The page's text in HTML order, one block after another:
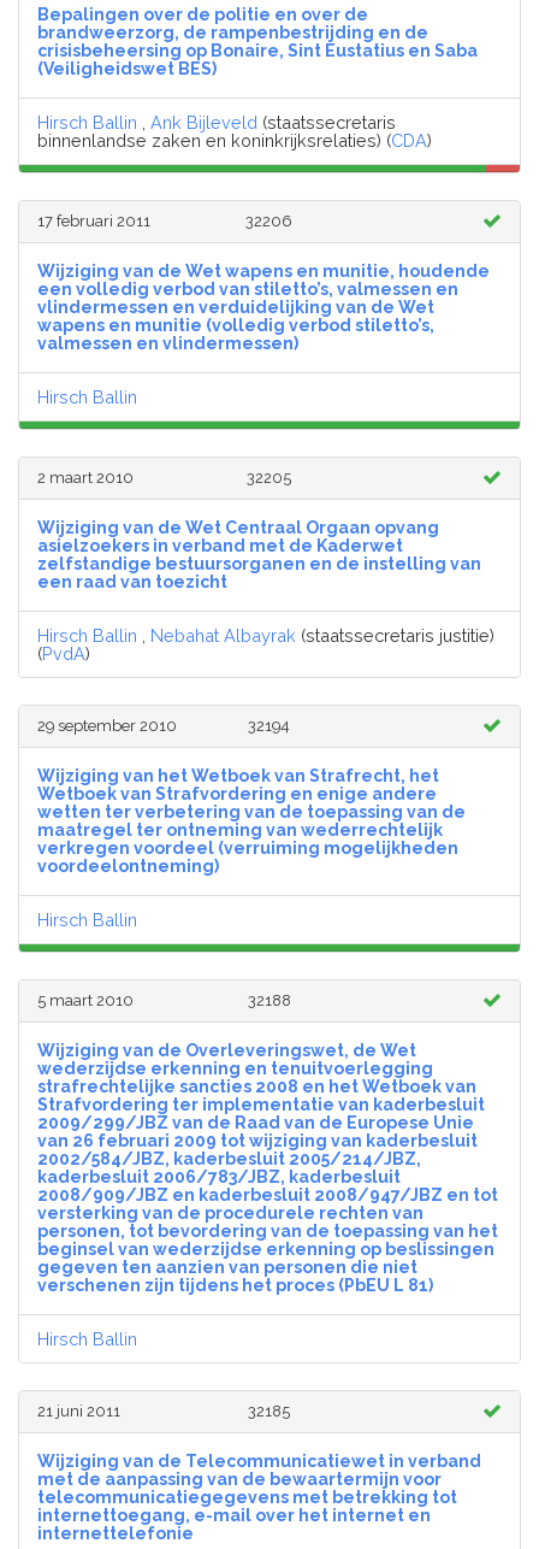
Bepalingen over de politie en over de
brandweerzorg, de rampenbestrijding en de
crisisbeheersing op Bonaire, Sint Eustatius en Saba
(Veiligheidswet BES)
Hirsch Ballin Ank Bijleveld (staatssecretaris
binnenlandse zaken en koninkrijksrelaties) (CDA)
17 februari 2011 32206
Wijziging van de Wet wapens en munitie, houdende
een volledig verbod van stiletto’s, valmessen en
vlindermessen en verduidelijking van de Wet
wapens en munitie (volledig verbod stiletto’s,
valmessen en vlindermessen)
Hirsch Ballin
2 maart 2010 32205
Wijziging van de Wet Centraal Orgaan opvang
asielzoekers in verband met de Kaderwet
zelfstandige bestuursorganen en de instelling van
een raad van toezicht
Hirsch Ballin Nebahat Albayrak (staatssecretaris justitie)
(PvdA)
29 september 2010 32194
Wijziging van het Wetboek van Strafrecht, het
Wetboek van Strafvordering en enige andere
wetten ter verbetering van de toepassing van de
maatregel ter ontneming van wederrechtelijk
verkregen voordeel (verruiming mogelijkheden
voordeelontneming)
Hirsch Ballin
5 maart 2010 32188
Wijziging van de Overleveringswet, de Wet
wederzijdse erkenning en tenuitvoerlegging
strafrechtelijke sancties 2008 en het Wetboek van
Strafvordering ter implementatie van kaderbesluit
2009/299/JBZ van de Raad van de Europese Unie
van 26 februari 2009 tot wijziging van kaderbesluit
2002/584/JBZ, kaderbesluit 2005/214/JBZ,
kaderbesluit 2006/783/JBZ, kaderbesluit
2008/909/JBZ en kaderbesluit 2008/947/JBZ en tot
versterking van de procedurele rechten van
personen, tot bevordering van de toepassing van het
beginsel van wederzijdse erkenning op beslissingen
gegeven ten aanzien van personen die niet
verschenen zijn tijdens het proces (PbEU L 81)
Hirsch Ballin
21 juni 2011 32185
Wijziging van de Telecommunicatiewet in verband
met de aanpassing van de bewaartermijn voor
telecommunicatiegegevens met betrekking tot
internettoegang, e-mail over het internet en
internettelefonie